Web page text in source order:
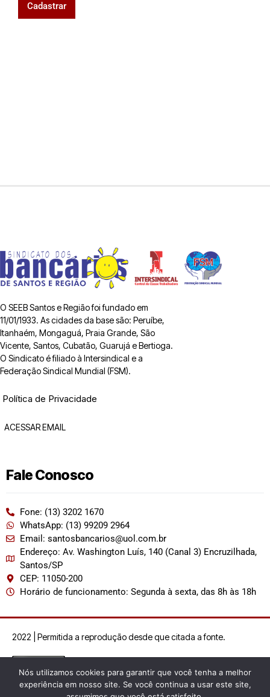
Cadastrar
O SEEB Santos e Região foi fundado em
11/01/1933. As cidades da base são: Peruíbe,
Itanhaém, Mongaguá, Praia Grande, São
Vicente, Santos, Cubatão, Guarujá e Bertioga.
O Sindicato é filiado à Intersindical e a
Federação Sindical Mundial (FSM).
Política de Privacidade
ACESSAR EMAIL
Fale Conosco
Fone: (13) 3202 1670
WhatsApp: (13) 99209 2964
Email: santosbancarios@uol.com.br
Endereço: Av. Washington Luís, 140 (Canal 3) Encruzilhada,
Santos/SP
CEP: 11050-200
Horário de funcionamento: Segunda à sexta, das 8h às 18h
2022 | Permitida a reprodução desde que citada a fonte.
Nós utilizamos cookies para garantir que você tenha a melhor
experiência em nosso site. Se você continua a usar este site,